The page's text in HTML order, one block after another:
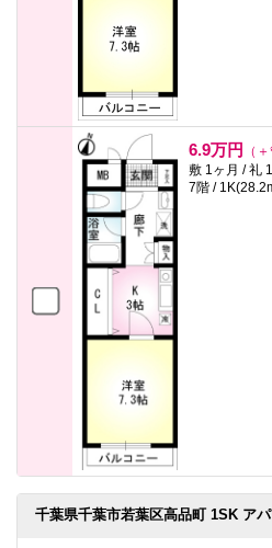
6.9万円
（
敷 1ヶ月 / 礼
7階 /
千葉県千葉市若葉区高品町 1SK アパ